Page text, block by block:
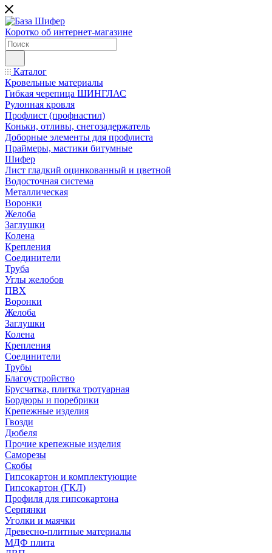
Коротко об интернет-магазине
Каталог
Кровельные материалы
Гибкая черепица ШИНГЛАС
Рулонная кровля
Профлист (профнастил)
Коньки, отливы, снегозадержатель
Доборные элементы для профлиста
Праймеры, мастики битумные
Шифер
Лист гладкий оцинкованный и цветной
Водосточная система
Металлическая
Воронки
Желоба
Заглушки
Колена
Крепления
Соединители
Труба
Углы желобов
ПВХ
Воронки
Желоба
Заглушки
Колена
Крепления
Соединители
Трубы
Благоустройство
Брусчатка, плитка тротуарная
Бордюры и поребрики
Крепежные изделия
Гвозди
Дюбеля
Прочие крепежные изделия
Саморезы
Скобы
Гипсокартон и комплектующие
Гипсокартон (ГКЛ)
Профиля для гипсокартона
Серпянки
Уголки и маячки
Древесно-плитные материалы
МДФ плита